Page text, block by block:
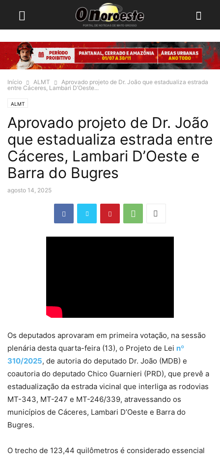
Início ALMT
Aprovado projeto de Dr. João que estadualiza estrada
entre Cáceres, Lambari D’Oeste...
ALMT
Aprovado projeto de Dr. João
que estadualiza estrada entre
Cáceres, Lambari D’Oeste e
Barra do Bugres
agosto 14, 2025
Os deputados aprovaram em primeira votação, na sessão
plenária desta quarta-feira (13), o Projeto de Lei nº
310/2025, de autoria do deputado Dr. João (MDB) e
coautoria do deputado Chico Guarnieri (PRD), que prevê a
estadualização da estrada vicinal que interliga as rodovias
MT-343, MT-247 e MT-246/339, atravessando os
municípios de Cáceres, Lambari D’Oeste e Barra do
Bugres.
O trecho de 123,44 quilômetros é considerado essencial